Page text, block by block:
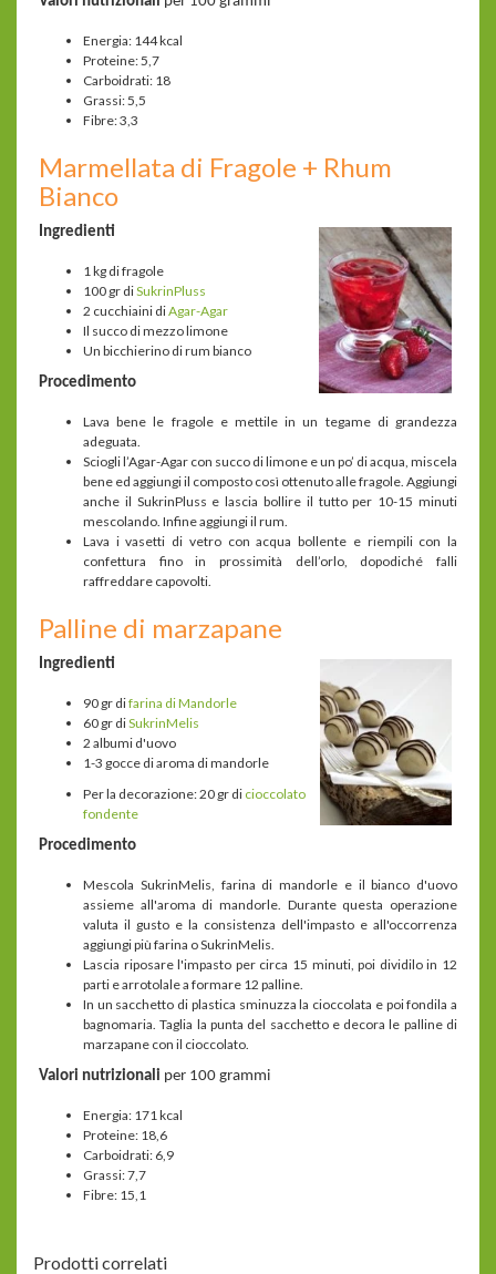
Energia: 144 kcal
Proteine: 5,7
Carboidrati: 18
Grassi: 5,5
Fibre: 3,3
Marmellata di Fragole + Rhum
Bianco
Ingredienti
1 kg di fragole
100 gr diSukrinPluss
2 cucchiaini diAgar-Agar
Il succo di mezzo limone
Un bicchierino di rum bianco
Procedimento
Lava bene le fragole e mettile in un tegame di grandezza
adeguata.
Sciogli l’Agar-Agar con succo di limone e un po’ di acqua, miscela
bene ed aggiungi il composto così ottenuto alle fragole. Aggiungi
anche il SukrinPluss e lascia bollire il tutto per 10-15 minuti
mescolando. Infine aggiungi il rum.
Lava i vasetti di vetro con acqua bollente e riempili con la
confettura fino in prossimità dell’orlo, dopodiché falli
raffreddare capovolti.
Palline di marzapane
Ingredienti
90 gr difarina di Mandorle
60 gr diSukrinMelis
2 albumi d'uovo
1-3 gocce di aroma di mandorle
Per la decorazione: 20 gr di cioccolato
fondente
Procedimento
Mescola SukrinMelis, farina di mandorle e il bianco d'uovo
assieme all'aroma di mandorle. Durante questa operazione
valuta il gusto e la consistenza dell'impasto e all'occorrenza
aggiungi più farina o SukrinMelis.
Lascia riposare l'impasto per circa 15 minuti, poi dividilo in 12
parti e arrotolale a formare 12 palline.
In un sacchetto di plastica sminuzza la cioccolata e poi fondila a
bagnomaria. Taglia la punta del sacchetto e decora le palline di
marzapane con il cioccolato.
Valori nutrizionali per 100 grammi
Energia: 171 kcal
Proteine: 18,6
Carboidrati: 6,9
Grassi: 7,7
Fibre: 15,1
Prodotti correlati